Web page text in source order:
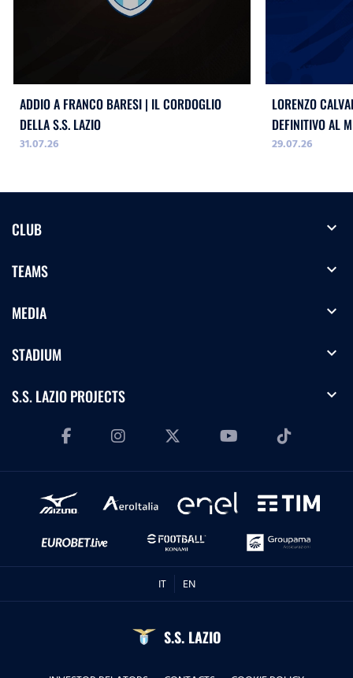
ADDIO A FRANCO BARESI | IL CORDOGLIO
DELLA S.S. LAZIO
31.07.26
LORENZO
DEFINITIVO AL
29.07.26
CLUB expand_more
TEAMS expand_more
MEDIA expand_more
STADIUM expand_more
S.S. LAZIO PROJECTS expand_more
IT EN
S.S. LAZIO